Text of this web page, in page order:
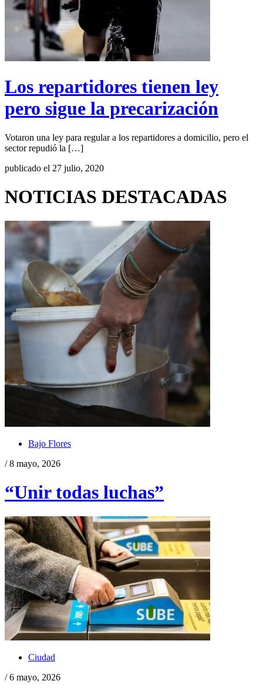
Los repartidores tienen ley
pero sigue la precarización
Votaron una ley para regular a los repartidores a domicilio, pero el
sector repudió la […]
publicado el 27 julio, 2020
NOTICIAS DESTACADAS
Bajo Flores
/ 8 mayo, 2026
“Unir todas luchas”
Ciudad
/ 6 mayo, 2026